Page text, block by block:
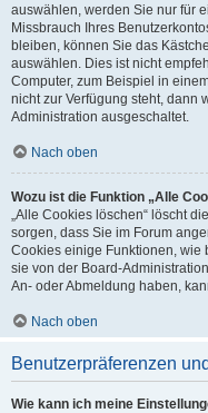
auswählen, werden Sie nur für
Missbrauch Ihres
bleiben, können Sie das
auswählen. Dies ist nicht
Computer, zum Beispiel in
nicht zur Verfügung steht, dann
Administration ausgeschaltet.
Nach oben
Wozu ist die Funktion „Alle
„Alle Cookies löschen“ löscht
sorgen, dass Sie im Forum
Cookies einige Funktionen, wie
sie von der Board-
An- oder Abmeldung haben,
Nach oben
Benutzerpräferenzen
Wie kann ich meine